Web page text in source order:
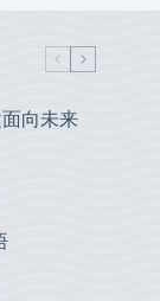
向未来